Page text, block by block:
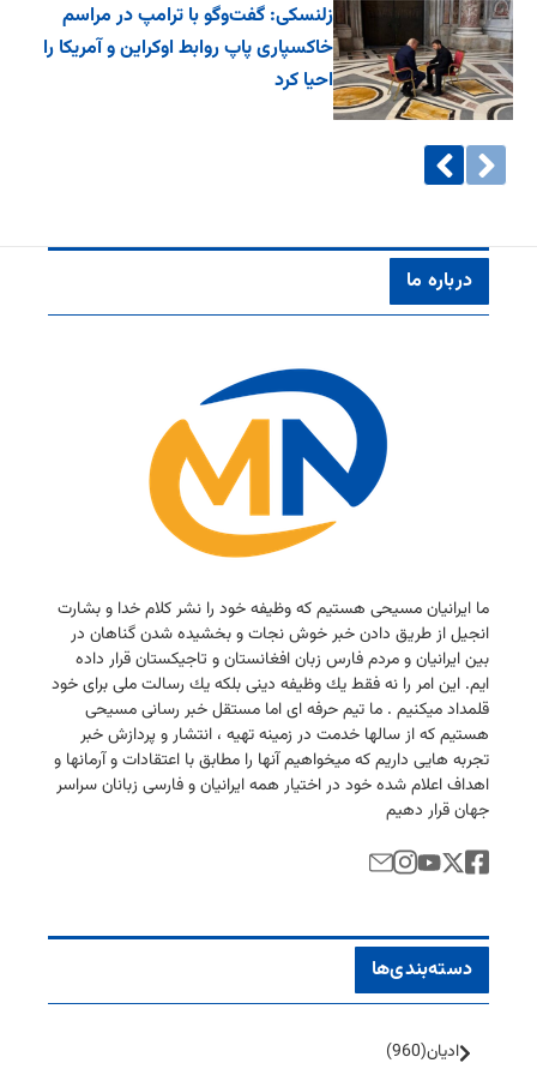
زلنسکی: گفت‌وگو با ترامپ در مراسم
خاکسپاری پاپ روابط اوکراین و آمریکا را
احیا کرد
درباره ما
ما ایرانیان مسیحی هستیم كه وظیفه خود را نشر كلام خدا و بشارت
انجیل از طریق دادن خبر خوش نجات و بخشیده شدن گناهان در
بین ایرانیان و مردم فارس زبان افغانستان و تاجیكستان قرار داده
ایم. این امر را نه فقط یك وظیفه دینی بلكه یك رسالت ملی برای خود
قلمداد میكنیم . ما تیم حرفه ای اما مستقل خبر رسانی مسیحی
هستیم كه از سالها خدمت در زمینه تهیه ، انتشار و پردازش خبر
تجربه هایی داریم كه میخواهیم آنها را مطابق با اعتقادات و آرمانها و
اهداف اعلام شده خود در اختیار همه ایرانیان و فارسی زبانان سراسر
جهان قرار دهیم
دسته‌بندی‌ها
ادیان(960)